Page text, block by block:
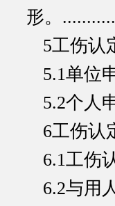
形。
5工伤认
5.1单位
5.2个人
6工伤认
6.1工伤
6.2与用